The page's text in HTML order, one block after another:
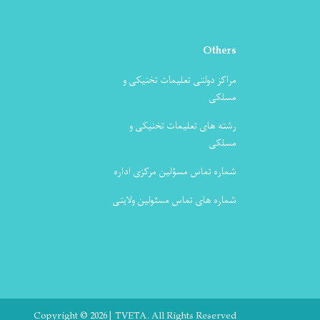
Others
مراکز دولتی تعلیمات تخنیکی و
مسلکی
رشته های تعلیمات تخنیکی و
مسلکی
شماره تماس مسؤلین مرکزی اداره
شماره های تماس مسئولین ولایتی
Copyright © 2026 | TVETA. All Rights Reserved